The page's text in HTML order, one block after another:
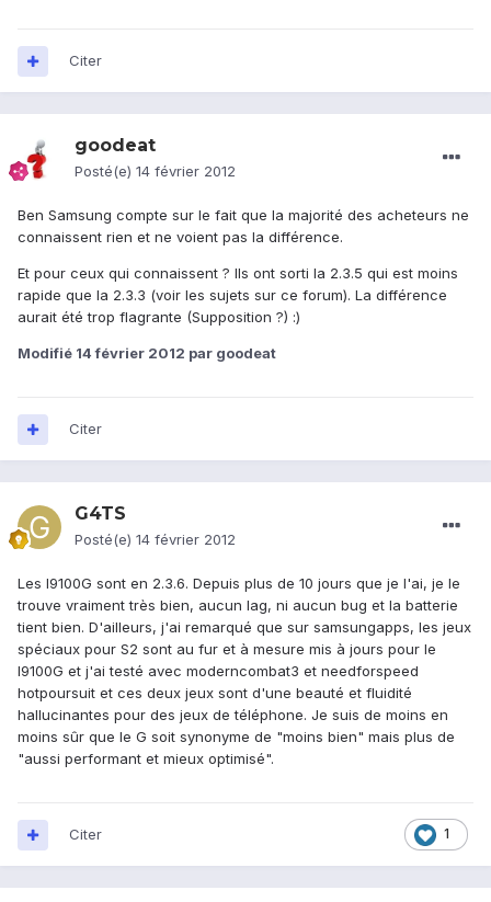
Citer
goodeat
Posté(e) 14 février 2012
Ben Samsung compte sur le fait que la majorité des acheteurs ne
connaissent rien et ne voient pas la différence.
Et pour ceux qui connaissent ? Ils ont sorti la 2.3.5 qui est moins
rapide que la 2.3.3 (voir les sujets sur ce forum). La différence
aurait été trop flagrante (Supposition ?) :)
Modifié 14 février 2012 par goodeat
Citer
G4TS
Posté(e) 14 février 2012
Les I9100G sont en 2.3.6. Depuis plus de 10 jours que je l'ai, je le
trouve vraiment très bien, aucun lag, ni aucun bug et la batterie
tient bien. D'ailleurs, j'ai remarqué que sur samsungapps, les jeux
spéciaux pour S2 sont au fur et à mesure mis à jours pour le
I9100G et j'ai testé avec moderncombat3 et needforspeed
hotpoursuit et ces deux jeux sont d'une beauté et fluidité
hallucinantes pour des jeux de téléphone. Je suis de moins en
moins sûr que le G soit synonyme de "moins bien" mais plus de
"aussi performant et mieux optimisé".
1
Citer